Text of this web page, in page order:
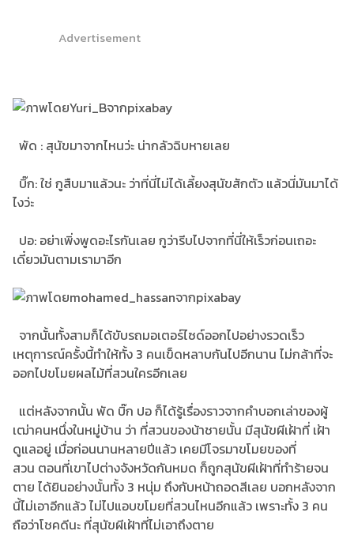
Advertisement
พัด : สุนัขมาจากไหนว่ะ น่ากลัวฉิบหายเลย
บิ๊ก: ใช่ กูสืบมาแล้วนะ ว่าที่นี่ไม่ได้เลี้ยงสุนัขสักตัว แล้วนี่มันมาได้
ไงว่ะ
ปอ: อย่าเพิ่งพูดอะไรกันเลย กูว่ารีบไปจากที่นี่ให้เร็วก่อนเถอะ
เดี๋ยวมันตามเรามาอีก
จากนั้นทั้งสามก็ได้ขับรถมอเตอร์ไซด์ออกไปอย่างรวดเร็ว
เหตุการณ์ครั้งนี้ทำให้ทั้ง 3 คนเข็ดหลาบกันไปอีกนาน ไม่กล้าที่จะ
ออกไปขโมยผลไม้ที่สวนใครอีกเลย
แต่หลังจากนั้น พัด บิ๊ก ปอ ก็ได้รู้เรื่องราวจากคำบอกเล่าของผู้
เฒ่าคนหนึ่งในหมู่บ้าน ว่า ที่สวนของน้าชายนั้น มีสุนัขผีเฝ้าที่ เฝ้า
ดูแลอยู่ เมื่อก่อนนานหลายปีแล้ว เคยมีโจรมาขโมยของที่
สวน ตอนที่เขาไปต่างจังหวัดกันหมด ก็ถูกสุนัขผีเฝ้าที่ทำร้ายจน
ตาย ได้ยินอย่างนั้นทั้ง 3 หนุ่ม ถึงกับหน้าถอดสีเลย บอกหลังจาก
นี้ไม่เอาอีกแล้ว ไม่ไปแอบขโมยที่สวนไหนอีกแล้ว เพราะทั้ง 3 คน
ถือว่าโชคดีนะ ที่สุนัขผีเฝ้าที่ไม่เอาถึงตาย